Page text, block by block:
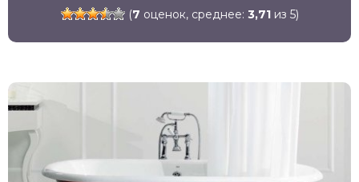
(7 оценок, среднее: 3,71из 5)